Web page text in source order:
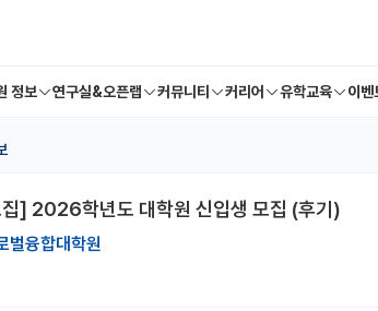
정보 연구실&오픈랩 커뮤니티 커리어 유학교육 이벤
] 2026학년도 대학원 신입생 모집 (후기)
벌융합대학원